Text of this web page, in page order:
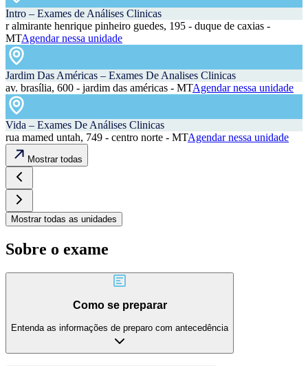
Intro – Exames de Análises Clinicas
r almirante henrique pinheiro guedes, 195 - duque de caxias -
MTAgendar nessa unidade
Jardim Das Américas – Exames De Analises Clinicas
av. brasília, 600 - jardim das américas - MTAgendar nessa unidade
Vida – Exames De Análises Clinicas
rua mamed untah, 749 - centro norte - MTAgendar nessa unidade
Mostrar todas
Mostrar todas as unidades
Sobre o exame
Como se preparar
Entenda as informações de preparo com antecedência